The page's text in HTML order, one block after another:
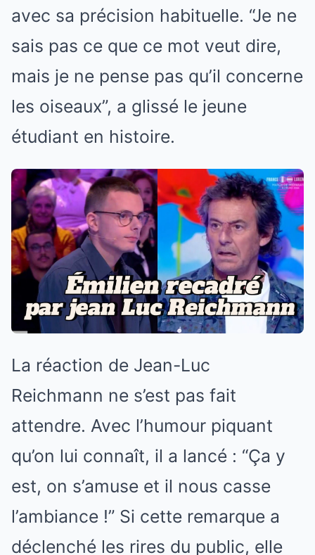
avec sa précision habituelle. “Je ne
sais pas ce que ce mot veut dire,
mais je ne pense pas qu’il concerne
les oiseaux”, a glissé le jeune
étudiant en histoire.
La réaction de Jean-Luc
Reichmann ne s’est pas fait
attendre. Avec l’humour piquant
qu’on lui connaît, il a lancé : “Ça y
est, on s’amuse et il nous casse
l’ambiance !” Si cette remarque a
déclenché les rires du public, elle